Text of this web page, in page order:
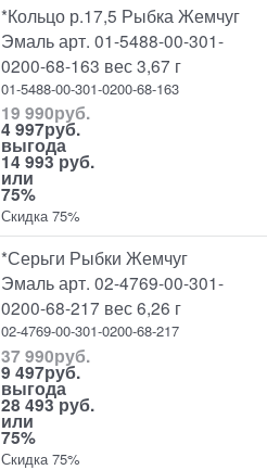
*Кольцо р.17,5 Рыбка Жемчуг
Эмаль арт. 01-5488-00-301-
0200-68-163 вес 3,67 г
01-5488-00-301-0200-68-163
19 990руб.
4 997руб.
выгода
14 993 руб.
или
75%
Скидка 75%
*Серьги Рыбки Жемчуг
Эмаль арт. 02-4769-00-301-
0200-68-217 вес 6,26 г
02-4769-00-301-0200-68-217
37 990руб.
9 497руб.
выгода
28 493 руб.
или
75%
Скидка 75%